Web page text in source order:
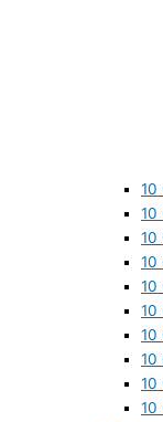
10
10
10
10
10
10
10
10
10
10